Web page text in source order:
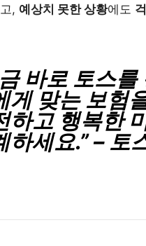
, 예상치 못한 상황에도
바로 토스를
게 맞는 보험
하고 행복한
하세요.” – 토